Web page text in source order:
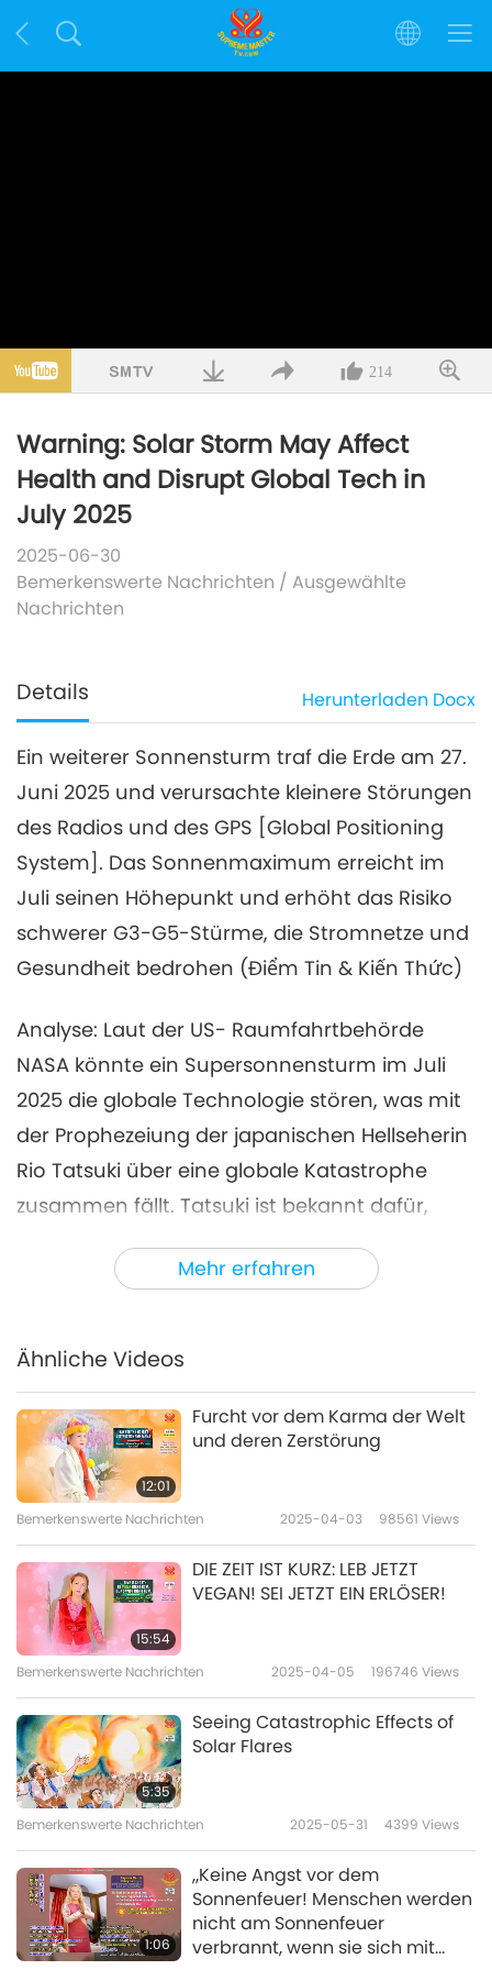
214
Warning: Solar Storm May Affect
Health and Disrupt Global Tech in
July 2025
2025-06-30
Bemerkenswerte Nachrichten / Ausgewählte
Nachrichten
Details Herunterladen Docx
Mehr erfahren
Ein weiterer Sonnensturm traf die Erde am 27.
Juni 2025 und verursachte kleinere Störungen
des Radios und des GPS [Global Positioning
System]. Das Sonnenmaximum erreicht im
Juli seinen Höhepunkt und erhöht das Risiko
schwerer G3-G5-Stürme, die Stromnetze und
Gesundheit bedrohen (Điểm Tin & Kiến Thức)
Analyse: Laut der US- Raumfahrtbehörde
NASA könnte ein Supersonnensturm im Juli
2025 die globale Technologie stören, was mit
der Prophezeiung der japanischen Hellseherin
Rio Tatsuki über eine globale Katastrophe
zusammen fällt. Tatsuki ist bekannt dafür,
dass sie Ereignisse wie das Erdbeben von Kobe
1995, den Tod von Prinzessin Diana und die
was ihrer jüngsten Vorhersage Gewicht und
nur vorbereiten, indem wir Notvorräte
anlegen, sondern auch indem wir
Achtsamkeit, moralische Disziplin und
Mitgefühl kultivieren. Nach 2025 können
diejenigen, die mit Liebe und Wahrheit
verbunden sind, in einem neuen Zyklus
gedeihen, während andere Gefahr laufen, in
niedrigerem Schwingungszustand
zurückzubleiben. Unabhängig davon, was
passiert, muss die Menschheit diese
Gelegenheit nutzen, um zu erwachen und
sich wieder mit ihrem inneren Licht zu
Warnung: Sonnensturm kann Gesundheit im
Juli 2025
Ähnliche Videos
12:01
Furcht vor dem Karma der Welt
und deren Zerstörung
Bemerkenswerte Nachrichten 2025-04-03 98561 Views
15:54
DIE ZEIT IST KURZ: LEB JETZT
VEGAN! SEI JETZT EIN ERLÖSER!
Bemerkenswerte Nachrichten 2025-04-05 196746 Views
5:35
Seeing Catastrophic Effects of
Solar Flares
Bemerkenswerte Nachrichten 2025-05-31 4399 Views
1:06
„Keine Angst vor dem
Sonnenfeuer! Menschen werden
nicht am Sonnenfeuer
verbrannt, wenn sie sich mit